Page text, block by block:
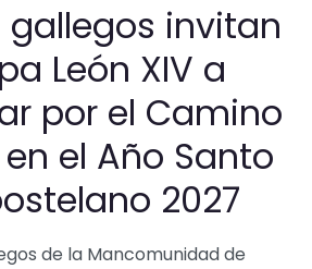
gallegos invitan
León XIV a
por el Camino
el Año Santo
2027
de la Mancomunidad de